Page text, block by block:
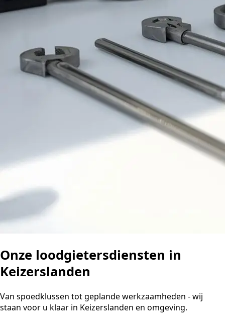
Onze loodgietersdiensten in
Keizerslanden
Van spoedklussen tot geplande werkzaamheden - wij
staan voor u klaar in Keizerslanden en omgeving.